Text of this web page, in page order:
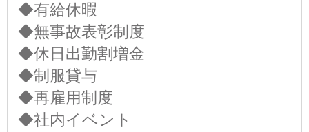
◆有給休暇
◆無事故表彰制度
◆休日出勤割増金
◆制服貸与
◆再雇用制度
◆社内イベント